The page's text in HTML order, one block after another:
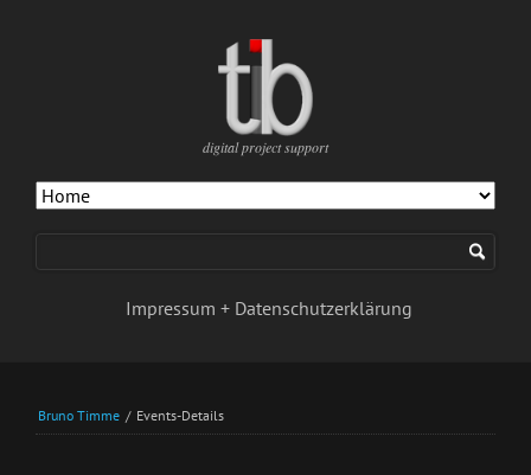
digital project support
Impressum + Datenschutzerklärung
Bruno Timme / Events-Details